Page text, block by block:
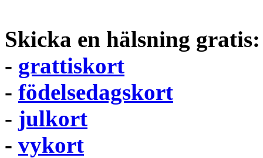
Skicka en hälsning gratis:
- grattiskort
- födelsedagskort
- julkort
- vykort